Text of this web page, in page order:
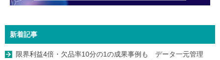
新着記事
限界利益4倍・欠品率10分の1の成果事例も データ一元管理